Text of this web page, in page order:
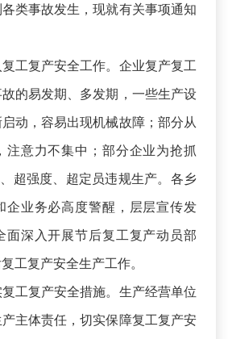
类事故发生，现就有关事项通知
工复产安全工作。企业复产复工
的易发期、多发期，一些生产设
动，容易出现机械故障；部分从
注意力不集中；部分企业为抢抓
超强度、超定员违规生产。各乡
企业务必高度警醒，层层宣传发
面深入开展节后复工复产动员部
工复产安全生产工作。
工复产安全措施。生产经营单位
主体责任，切实保障复工复产安